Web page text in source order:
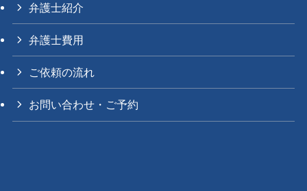
弁護士紹介
弁護士費用
ご依頼の流れ
お問い合わせ・ご予約